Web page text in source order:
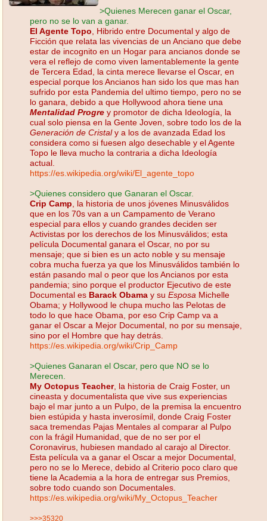
>Quienes Merecen ganar el Oscar,
pero no se lo van a ganar.
El Agente Topo , Hibrido entre Documental y algo de
Ficción que relata las vivencias de un Anciano que debe
estar de incognito en un Hogar para ancianos donde se
vera el reflejo de como viven lamentablemente la gente
de Tercera Edad, la cinta merece llevarse el Oscar, en
especial porque los Ancianos han sido los que mas han
sufrido por esta Pandemia del ultimo tiempo, pero no se
lo ganara, debido a que Hollywood ahora tiene una
Mentalidad Progre y promotor de dicha Ideología, la
cual solo piensa en la Gente Joven, sobre todo los de la
Generación de Cristaly a los de avanzada Edad los
considera como si fuesen algo desechable y el Agente
Topo le lleva mucho la contraria a dicha Ideología
actual.
https://es.wikipedia.org/wiki/El_agente_topo
>Quienes considero que Ganaran el Oscar.
Crip Camp , la historia de unos jóvenes Minusválidos
que en los 70s van a un Campamento de Verano
especial para ellos y cuando grandes deciden ser
Activistas por los derechos de los Minusválidos; esta
película Documental ganara el Oscar, no por su
mensaje; que si bien es un acto noble y su mensaje
cobra mucha fuerza ya que los Minusválidos también lo
están pasando mal o peor que los Ancianos por esta
pandemia; sino porque el productor Ejecutivo de este
Documental es Barack Obama y su Esposa Michelle
Obama; y Hollywood le chupa mucho las Pelotas de
todo lo que hace Obama, por eso Crip Camp va a
ganar el Oscar a Mejor Documental, no por su mensaje,
sino por el Hombre que hay detrás.
https://es.wikipedia.org/wiki/Crip_Camp
>Quienes Ganaran el Oscar, pero que NO se lo
Merecen.
My Octopus Teacher, la historia de Craig Foster, un
cineasta y documentalista que vive sus experiencias
bajo el mar junto a un Pulpo, de la premisa la encuentro
bien estúpida y hasta inverosímil, donde Craig Foster
saca tremendas Pajas Mentales al comparar al Pulpo
con la frágil Humanidad, que de no ser por el
Coronavirus, hubiesen mandado al carajo al Director.
Esta película va a ganar el Oscar a mejor Documental,
pero no se lo Merece, debido al Criterio poco claro que
tiene la Academia a la hora de entregar sus Premios,
sobre todo cuando son Documentales.
https://es.wikipedia.org/wiki/My_Octopus_Teacher
>>>35320